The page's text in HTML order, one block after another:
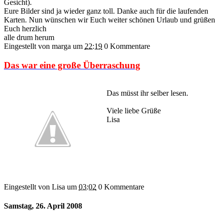
Gesicht).
Eure Bilder sind ja wieder ganz toll. Danke auch für die laufenden
Karten. Nun wünschen wir Euch weiter schönen Urlaub und grüßen
Euch herzlich
alle drum herum
Eingestellt von marga um 22:19 0 Kommentare
Das war eine große Überraschung
Das müsst ihr selber lesen.
Viele liebe Grüße
Lisa
Eingestellt von Lisa um 03:02 0 Kommentare
Samstag, 26. April 2008